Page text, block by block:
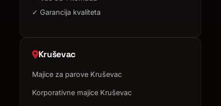
✓ Garancija kvaliteta
Kruševac
Majice za parove Kruševac
Korporativne majice Kruševac